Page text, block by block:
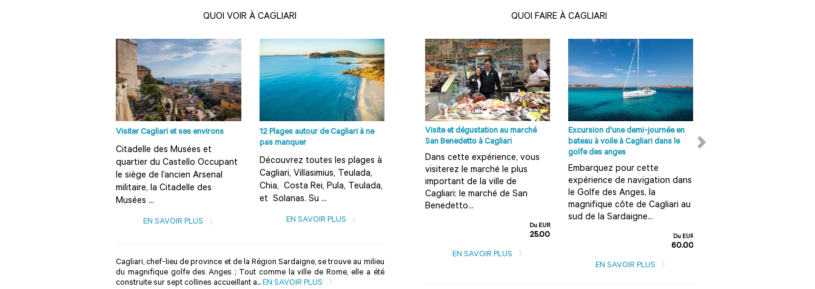
QUOI VOIR À CAGLIARI
Visiter Cagliari et ses environs
Citadelle des Musées et
quartier du Castello Occupant
le siège de l’ancien Arsenal
militaire, la Citadelle des
Musées ...
EN SAVOIR PLUS
12 Plages autour de Cagliari à ne
pas manquer
Découvrez toutes les plages à
Cagliari, Villasimius, Teulada,
Chia, Costa Rei, Pula, Teulada,
et Solanas. Su ...
EN SAVOIR PLUS
Cagliari, chef-lieu de province et de la Région Sardaigne, se trouve au milieu
du magnifique golfe des Anges ; Tout comme la ville de Rome, elle a été
construite sur sept collines accueillant a... EN SAVOIR PLUS
QUOI FAIRE À CAGLIARI
Visite et dégustation au marché
San Benedetto à Cagliari
Dans cette expérience, vous
visiterez le marché le plus
important de la ville de
Cagliari: le marché de San
Benedetto...
Du EUR
25.00
EN SAVOIR PLUS
Excursion d'une demi-journée en
bateau à voile à Cagliari dans le
golfe des anges
Embarquez pour cette
expérience de navigation dans
le Golfe des Anges, la
magnifique côte de Cagliari au
sud de la Sardaigne...
Du EUR
60.00
EN SAVOIR PLUS